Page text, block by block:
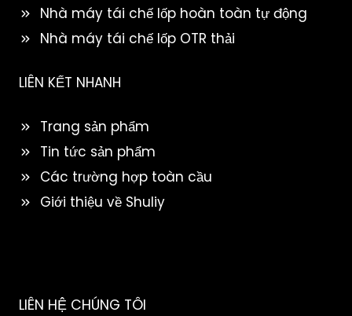
Nhà máy tái chế lốp hoàn toàn tự động
Nhà máy tái chế lốp OTR thải
LIÊN KẾT NHANH
Trang sản phẩm
Tin tức sản phẩm
Các trường hợp toàn cầu
Giới thiệu về Shuliy
LIÊN HỆ CHÚNG TÔI